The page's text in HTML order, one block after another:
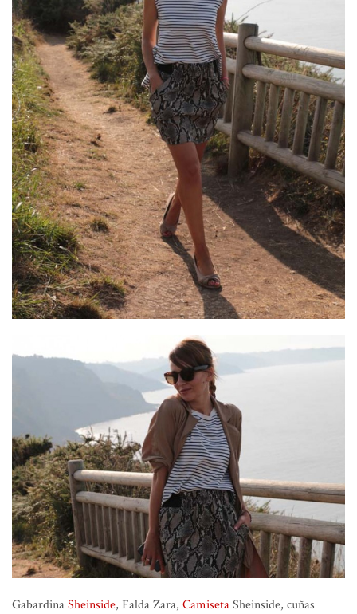
GabardinaSheinside, Falda Zara, CamisetaSheinside, cuñas